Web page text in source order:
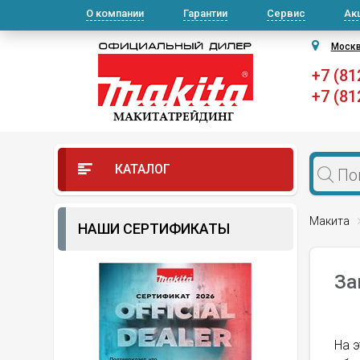
О компании Гарантии Сервис
+7
+7
КАТАЛОГ
НАШИ СЕРТИФИКАТЫ Макита
На